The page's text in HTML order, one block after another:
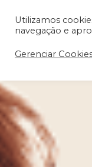
Utilizamos
navegação e
Gerenciar